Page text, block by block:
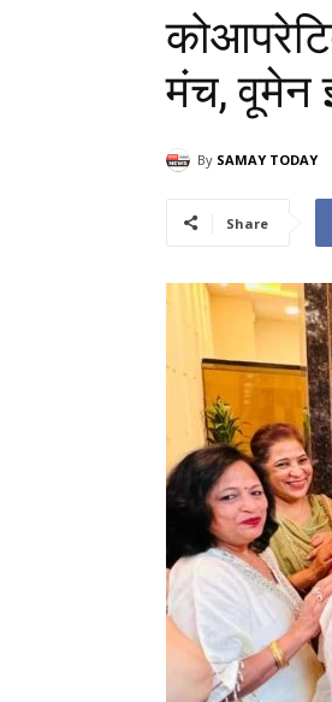
मंच, वूमेन
By SAMAY TODAY
Share